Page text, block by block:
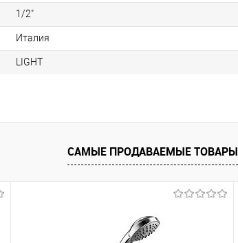
1/2"
Италия
LIGHT
САМЫЕ ПРОДАВАЕМЫЕ ТОВАРЫ